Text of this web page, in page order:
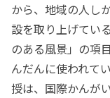
から、地域の人し
設を取り上げてい
のある風景」の項
んだんに使われて
授は、国際かんが